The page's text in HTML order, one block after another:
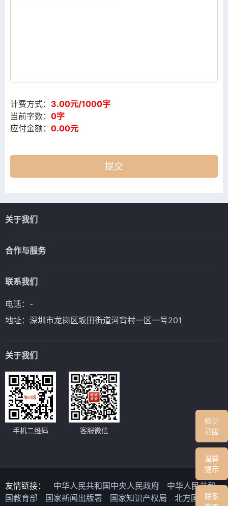
计费方式： 3.00元/1000字
当前字数： 0字
应付金额： 0.00元
提交
检测
范围
温馨
提示
联系
关于我们
合作与服务
联系我们
电话：-
地址：深圳市龙岗区坂田街道河背村一区一号201
关于我们
手机二维码 客服微信
友情链接： 中华人民共和国中央人民政府
中华人民共和
国教育部
国家新闻出版署 国家知识产权局
北方国家版